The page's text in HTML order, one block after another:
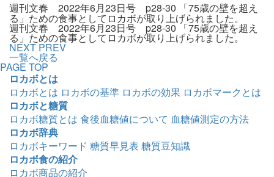
週刊文春 2022年6月23日号 p28-30 「75歳の壁を超え
る」ための食事としてロカボが取り上げられました。
週刊文春 2022年6月23日号 p28-30 「75歳の壁を超え
る」ための食事としてロカボが取り上げられました。
NEXT PREV
一覧へ戻る
PAGE TOP
ロカボとは
ロカボとは ロカボの基準 ロカボの効果 ロカボマークとは
ロカボと糖質
ロカボ糖質とは 食後血糖値について 血糖値測定の方法
ロカボ辞典
ロカボキーワード 糖質早見表 糖質豆知識
ロカボ食の紹介
ロカボ商品の紹介